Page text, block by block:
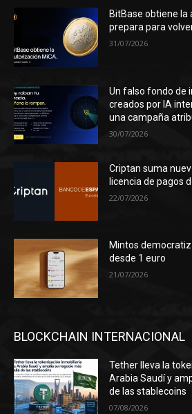
BitBase obtiene la
prepara para
31/07/2026
Un falso fondo de
creados por IA
una campaña
30/07/2026
Criptan suma
licencia de pagos
22/07/2026
Mintos
desde 1 euro
21/07/2026
BLOCKCHAIN INTERNACIONAL
Tether lleva la
Arabia Saudí y
de las stablecoins
07/08/2026